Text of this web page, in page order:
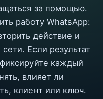
за помощью.
работу WhatsApp:
действие и
Если результат
каждый
влияет ли
клиент или ключ.